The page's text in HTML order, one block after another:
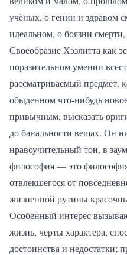
учёных, о гении и здравом
идеальном, о боязни
Своеобразие Хэзлитта как
поразительном умении
рассматриваемый предмет,
обыденном что-нибудь
привычным, высказать
до банальности вещах. Он
нравоучительный тон, в
философия — это
отвлекшегося от
жизненной рутины
Особенный интерес
жизнь, черты характера,
достоинства и недостатки;